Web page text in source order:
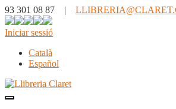
93 301 08 87 |
Iniciar sessió
Català
Español